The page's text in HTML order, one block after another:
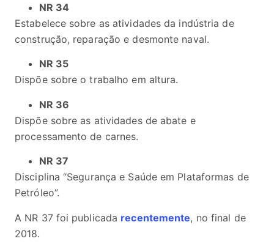
NR 34
Estabelece sobre as atividades da indústria de
construção, reparação e desmonte naval.
NR 35
Dispõe sobre o trabalho em altura.
NR 36
Dispõe sobre as atividades de abate e
processamento de carnes.
NR 37
Disciplina “Segurança e Saúde em Plataformas de
Petróleo”.
A NR 37 foi publicada recentemente, no final de
2018.